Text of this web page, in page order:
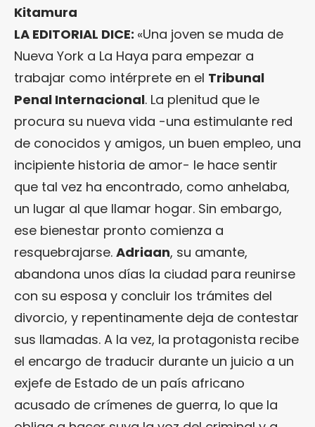
Kitamura
LA EDITORIAL DICE: «Una joven se muda de
Nueva York a La Haya para empezar a
trabajar como intérprete en el Tribunal
Penal Internacional. La plenitud que le
procura su nueva vida -una estimulante red
de conocidos y amigos, un buen empleo, una
incipiente historia de amor- le hace sentir
que tal vez ha encontrado, como anhelaba,
un lugar al que llamar hogar. Sin embargo,
ese bienestar pronto comienza a
resquebrajarse. Adriaan, su amante,
abandona unos días la ciudad para reunirse
con su esposa y concluir los trámites del
divorcio, y repentinamente deja de contestar
sus llamadas. A la vez, la protagonista recibe
el encargo de traducir durante un juicio a un
exjefe de Estado de un país africano
acusado de crímenes de guerra, lo que la